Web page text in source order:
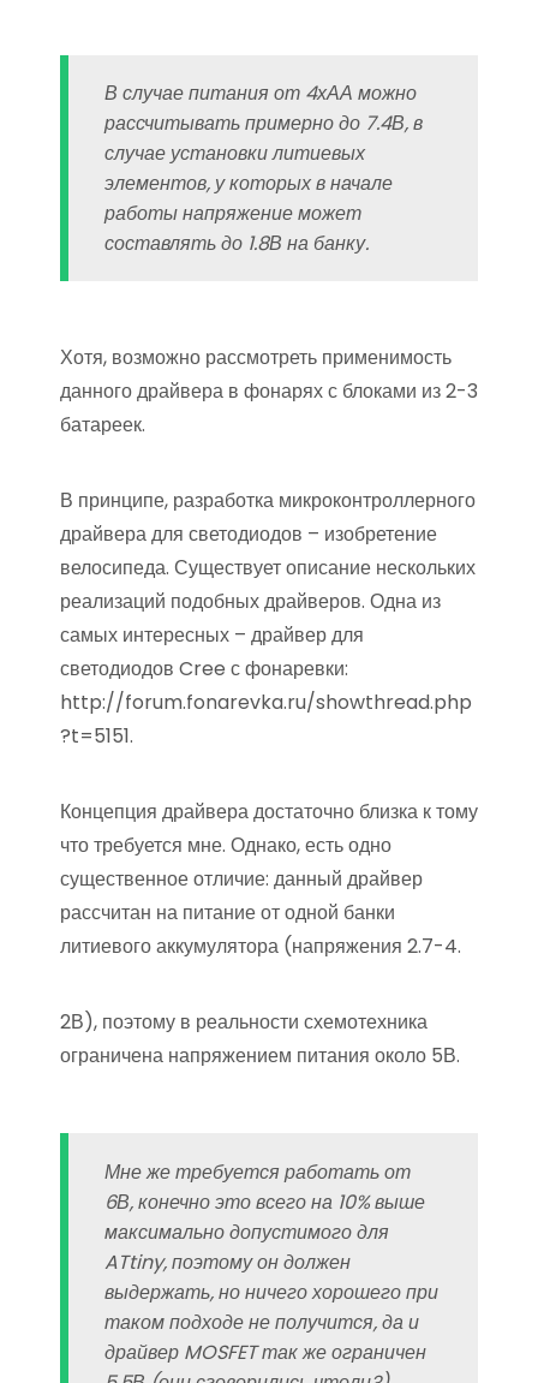
В случае питания от 4хАА можно
рассчитывать примерно до 7.4В, в
случае установки литиевых
элементов, у которых в начале
работы напряжение может
составлять до 1.8В на банку.
Хотя, возможно рассмотреть применимость
данного драйвера в фонарях с блоками из 2-3
батареек.
В принципе, разработка микроконтроллерного
драйвера для светодиодов – изобретение
велосипеда. Существует описание нескольких
реализаций подобных драйверов. Одна из
самых интересных – драйвер для
светодиодов Cree с фонаревки:
http://forum.fonarevka.ru/showthread.php
?t=5151.
Концепция драйвера достаточно близка к тому
что требуется мне. Однако, есть одно
существенное отличие: данный драйвер
рассчитан на питание от одной банки
литиевого аккумулятора (напряжения 2.7-4.
2В), поэтому в реальности схемотехника
ограничена напряжением питания около 5В.
Мне же требуется работать от
6В, конечно это всего на 10% выше
максимально допустимого для
ATtiny, поэтому он должен
выдержать, но ничего хорошего при
таком подходе не получится, да и
драйвер MOSFET так же ограничен